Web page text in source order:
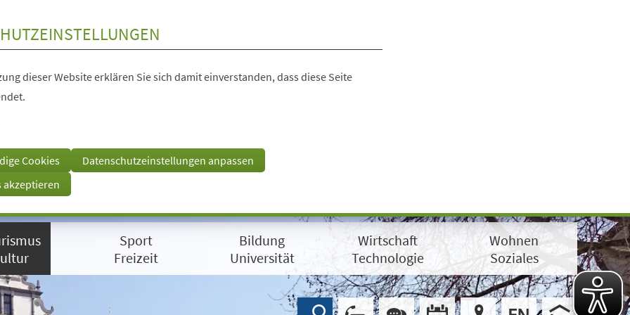
dieser Website erklären Sie sich damit einverstanden, dass diese Seite
Cookies
Datenschutzeinstellungen anpassen
akzeptieren
Sport
Freizeit
Bildung
Universität
Wirtschaft
Technologie
Wohnen
Soziales